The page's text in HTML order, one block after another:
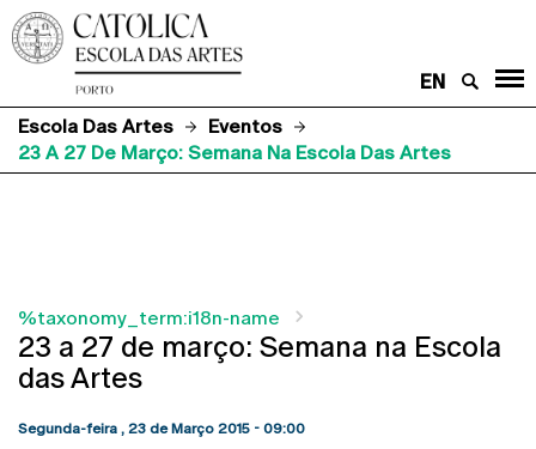
EN
Escola Das Artes
Eventos
23 A 27 De Março: Semana Na Escola Das Artes
%taxonomy_term:i18n-name
23 a 27 de março: Semana na Escola
das Artes
Segunda-feira , 23 de Março 2015 - 09:00